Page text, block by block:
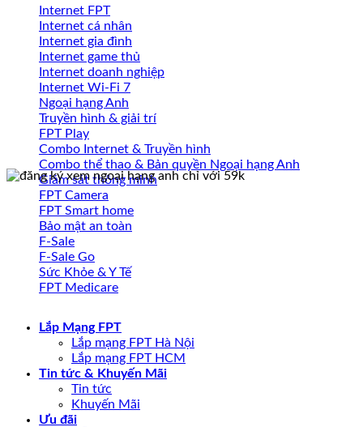
Internet FPT
Internet cá nhân
Internet gia đình
Internet game thủ
Internet doanh nghiệp
Internet Wi-Fi 7
Ngoại hạng Anh
Truyền hình & giải trí
FPT Play
Combo Internet & Truyền hình
Combo thể thao & Bản quyền Ngoại hạng Anh
Giám sát thông minh
FPT Camera
FPT Smart home
Bảo mật an toàn
F-Sale
F-Sale Go
Sức Khỏe & Y Tế
FPT Medicare
Lắp Mạng FPT
Lắp mạng FPT Hà Nội
Lắp mạng FPT HCM
Tin tức & Khuyến Mãi
Tin tức
Khuyến Mãi
Ưu đãi